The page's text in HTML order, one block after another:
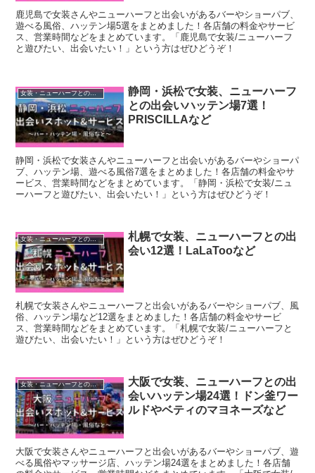
鹿児島で女装さんやニューハーフと出会いがあるバーやショーパブ、
遊べる風俗、ハッテン場5選をまとめました！各店舗の料金やサービ
ス、営業時間などをまとめています。「鹿児島で女装/ニューハーフ
と遊びたい、出会いたい！」という方はぜひどうぞ！
女装・ニューハーフとの出会いスポット
静岡・浜松で女装、ニューハーフ
との出会いハッテン場7選！
PRISCILLAなど
静岡・浜松で女装さんやニューハーフと出会いがあるバーやショーパ
ブ、ハッテン場、遊べる風俗7選をまとめました！各店舗の料金やサ
ービス、営業時間などをまとめています。「静岡・浜松で女装/ニュ
ーハーフと遊びたい、出会いたい！」という方はぜひどうぞ！
女装・ニューハーフとの出会いスポット
札幌で女装、ニューハーフとの出
会い12選！LaLaTooなど
札幌で女装さんやニューハーフと出会いがあるバーやショーパブ、風
俗、ハッテン場など12選をまとめました！各店舗の料金やサービ
ス、営業時間などをまとめています。「札幌で女装/ニューハーフと
遊びたい、出会いたい！」という方はぜひどうぞ！
女装・ニューハーフとの出会いスポット
大阪で女装、ニューハーフとの出
会いハッテン場24選！ドン釜ワー
ルドやベティのマヨネーズなど
大阪で女装さんやニューハーフと出会いがあるバーやショーパブ、遊
べる風俗やマッサージ店、ハッテン場24選をまとめました！各店舗